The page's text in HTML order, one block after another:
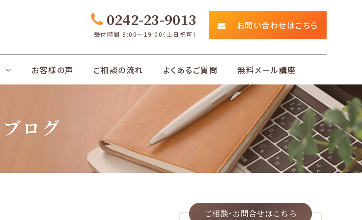
0242-23-9013
受付時間 9:00～19:00（土日祝可）
お問い合わせはこちら
お客様の声 ご相談の流れ よくあるご質問 無料メール講座
ブログ
ご相談･お問合せはこちら